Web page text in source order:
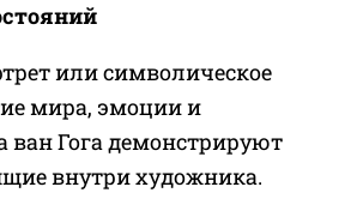
или символическое
мира, эмоции и
Гога демонстрируют
внутри художника.